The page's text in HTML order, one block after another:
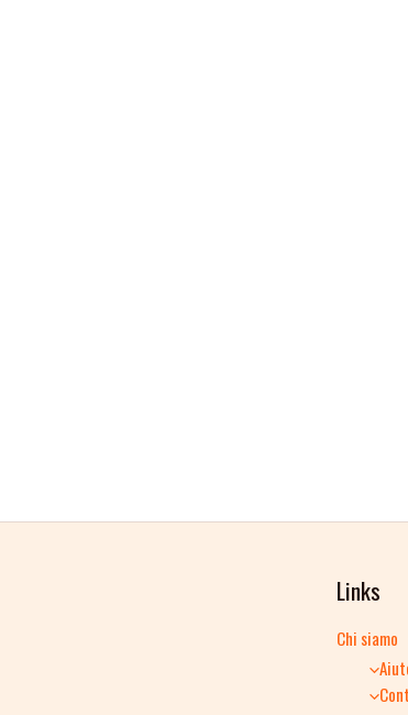
Links
Chi siamo